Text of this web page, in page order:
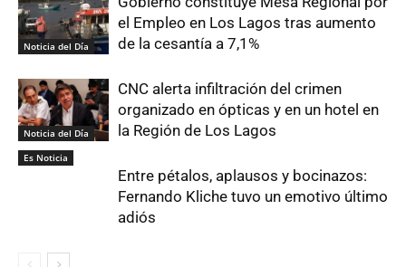
Noticia del Día
el Empleo en Los Lagos tras aumento
de la cesantía a 7,1%
Noticia del Día
CNC alerta infiltración del crimen
organizado en ópticas y en un hotel en
la Región de Los Lagos
Es Noticia
Entre pétalos, aplausos y bocinazos:
Fernando Kliche tuvo un emotivo último
adiós